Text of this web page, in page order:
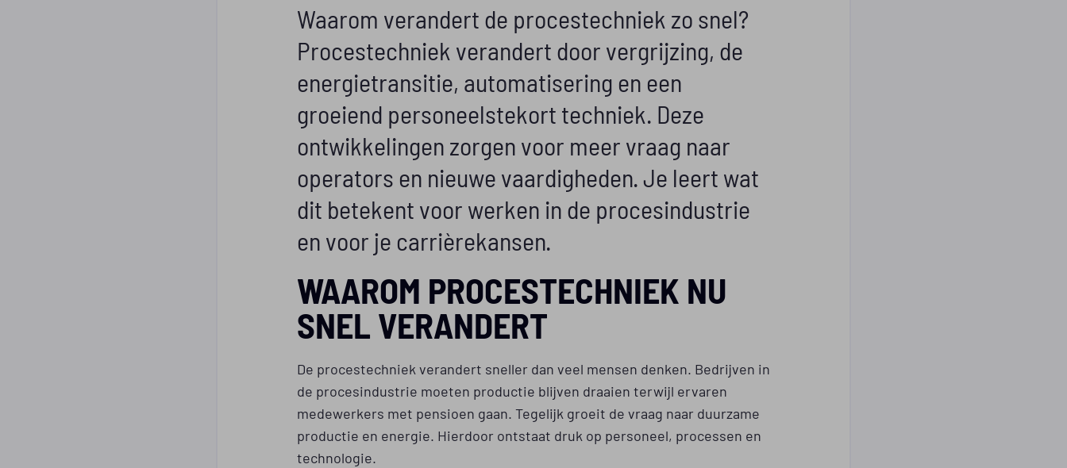
Waarom verandert de procestechniek zo snel?
Procestechniek verandert door vergrijzing, de
energietransitie, automatisering en een
groeiend personeelstekort techniek. Deze
ontwikkelingen zorgen voor meer vraag naar
operators en nieuwe vaardigheden. Je leert wat
dit betekent voor werken in de procesindustrie
en voor je carrièrekansen.
WAAROM PROCESTECHNIEK NU
SNEL VERANDERT
De procestechniek verandert sneller dan veel mensen denken. Bedrijven in
de procesindustrie moeten productie blijven draaien terwijl ervaren
medewerkers met pensioen gaan. Tegelijk groeit de vraag naar duurzame
productie en energie. Hierdoor ontstaat druk op personeel, processen en
technologie.